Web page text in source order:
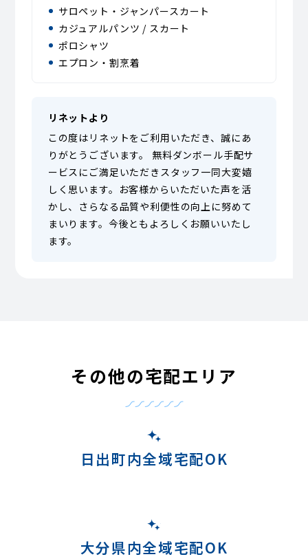
サロペット・ジャンパースカート
カジュアルパンツ / スカート
ポロシャツ
エプロン・割烹着
リネットより
この度はリネットをご利用いただき、誠にあ
りがとうございます。 無料ダンボール手配サ
ービスにご満足いただきスタッフ一同大変嬉
しく思います。お客様からいただいた声を活
かし、さらなる品質や利便性の向上に努めて
まいります。今後ともよろしくお願いいたし
ます。
その他の宅配エリア
日出町内全域宅配OK
大分県内全域宅配OK